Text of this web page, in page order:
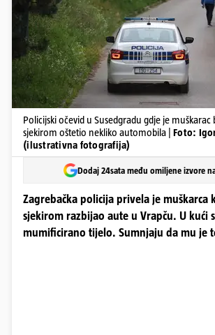
Policijski očevid u Susedgradu gdje je muškarac
sjekirom oštetio nekliko automobila | Foto:
(ilustrativna fotografija)
Dodaj 24sata među omiljene izvore
Zagrebačka policija privela je muškarca
sjekirom razbijao aute u Vrapču. U kući
mumificirano tijelo. Sumnjaju da mu je